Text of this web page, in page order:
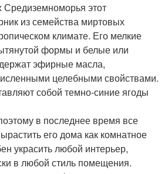
Средиземноморья этот
из семейства миртовых
климате. Его мелкие
формы и белые или
эфирные масла,
целебными свойствами.
собой темно-синие ягоды
в последнее время все
его дома как комнатное
украсить любой интерьер,
в любой стиль помещения.